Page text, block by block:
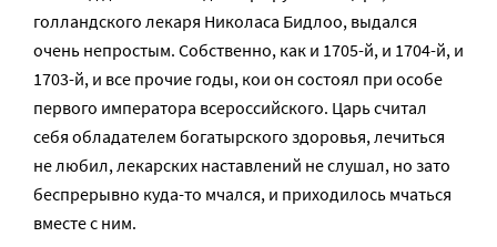
голландского лекаря Николаса Бидлоо, выдался
очень непростым. Собственно, как и 1705-й, и 1704-й, и
1703-й, и все прочие годы, кои он состоял при особе
первого императора всероссийского. Царь считал
себя обладателем богатырского здоровья, лечиться
не любил, лекарских наставлений не слушал, но зато
беспрерывно куда-то мчался, и приходилось мчаться
вместе с ним.